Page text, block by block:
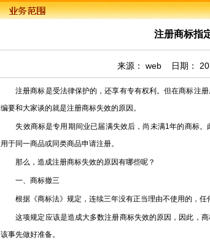
注册商标指
来源： web 日期：
注册商标是受法律保护的，还享有专有权利。但在商标注册
编要和大家谈的就是注册商标失效的原因。
失效商标是专用期间业已届满失效后，尚未满1年的商标。
用于同一商品或同类商品申请注册。
那么，造成注册商标失效的原因有哪些呢？
一、商标撤三
根据《商标法》规定，连续三年没有正当理由不使用的，任
这项规定应该是造成大多数注册商标失效的原因，因此，商
该事先做好准备。